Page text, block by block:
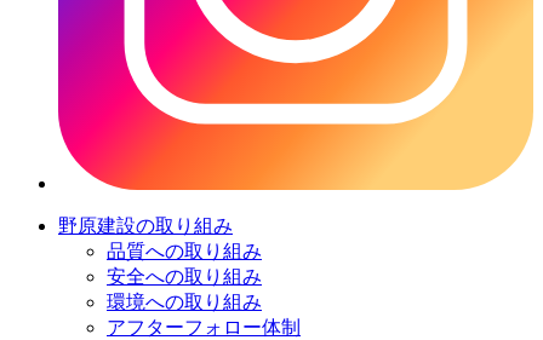
野原建設の取り組み
品質への取り組み
安全への取り組み
環境への取り組み
アフターフォロー体制